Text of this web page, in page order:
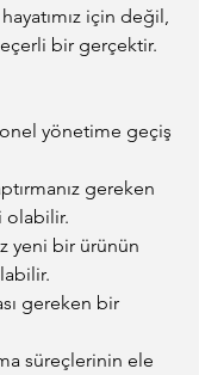
için değil,
bir gerçektir.
yönetime geçiş
gereken
olabilir.
yeni bir ürünün
gereken bir
süreçlerinin ele